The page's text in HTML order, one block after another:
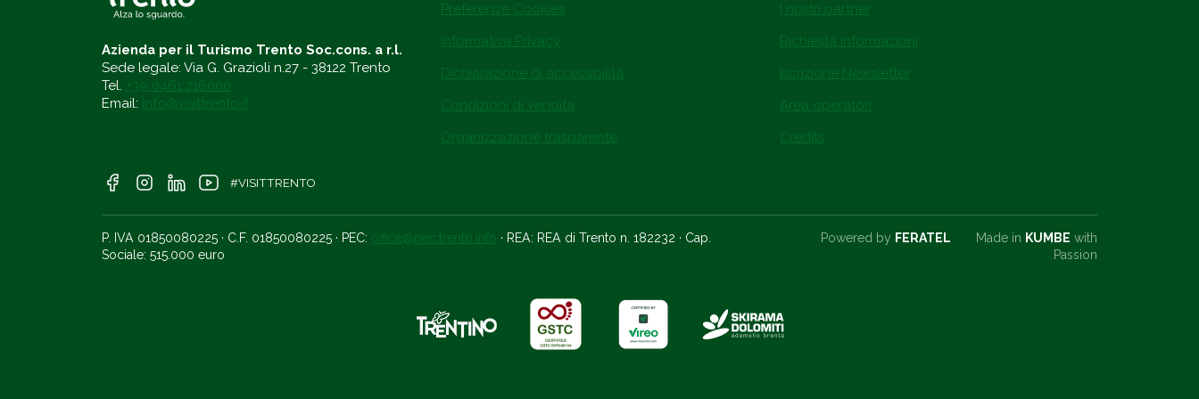
Azienda per il Turismo Trento Soc.cons. a r.l.
Sede legale: Via G. Grazioli n.27 - 38122 Trento
Tel. +39 0461 216000
Email: info@visittrento.it
Preferenze Cookies
Informativa Privacy
Dichiarazione di accessibilità
Condizioni di vendita
Organizzazione trasparente
I nostri partner
Richiesta informazioni
Iscrizione Newsletter
Area operatori
Credits
#VISITTRENTO
P. IVA 01850080225 · C.F. 01850080225 · PEC: office@pec.trento.info · REA: REA di Trento n. 182232 · Cap.
Sociale: 515.000 euro
Powered by FERATEL Made in KUMBE with
Passion